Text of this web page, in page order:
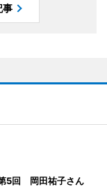
事
5回 岡田祐子さん